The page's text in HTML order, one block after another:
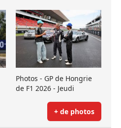
Photos - GP de Hongrie
de F1 2026 - Jeudi
+ de photos